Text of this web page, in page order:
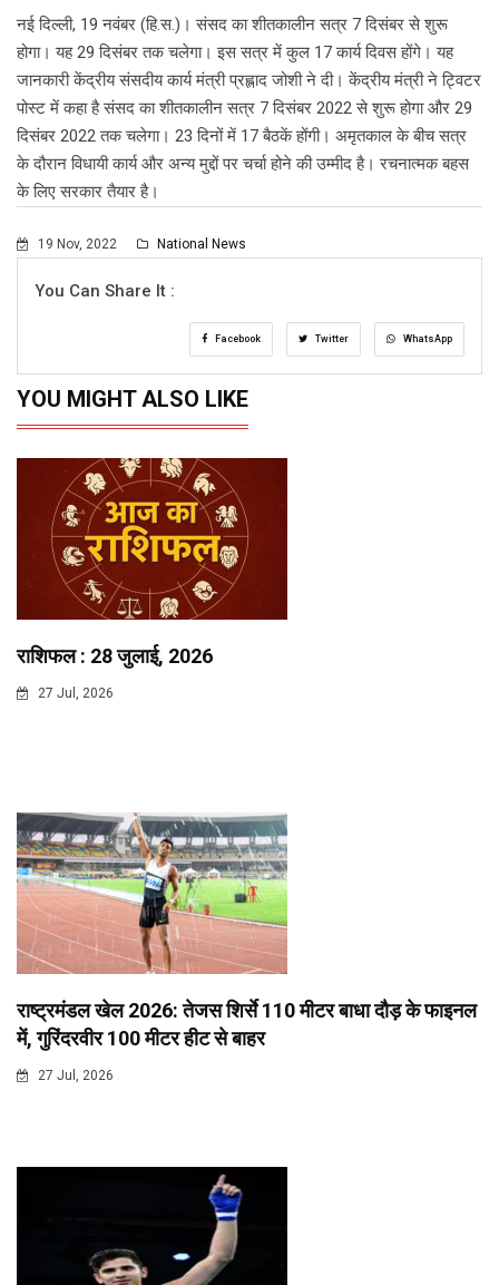
नई दिल्ली, 19 नवंबर (हि.स.)। संसद का शीतकालीन सत्र 7 दिसंबर से शुरू
होगा। यह 29 दिसंबर तक चलेगा। इस सत्र में कुल 17 कार्य दिवस होंगे। यह
जानकारी केंद्रीय संसदीय कार्य मंत्री प्रह्लाद जोशी ने दी। केंद्रीय मंत्री ने ट्विटर
पोस्ट में कहा है संसद का शीतकालीन सत्र 7 दिसंबर 2022 से शुरू होगा और 29
दिसंबर 2022 तक चलेगा। 23 दिनों में 17 बैठकें होंगी। अमृतकाल के बीच सत्र
के दौरान विधायी कार्य और अन्य मुद्दों पर चर्चा होने की उम्मीद है। रचनात्मक बहस
के लिए सरकार तैयार है।
19 Nov, 2022 National News
You Can Share It :
Facebook Twitter WhatsApp
YOU MIGHT ALSO LIKE
राशिफल : 28 जुलाई, 2026
27 Jul, 2026
राष्ट्रमंडल खेल 2026: तेजस शिर्से 110 मीटर बाधा दौड़ के फाइनल
में, गुरिंदरवीर 100 मीटर हीट से बाहर
27 Jul, 2026